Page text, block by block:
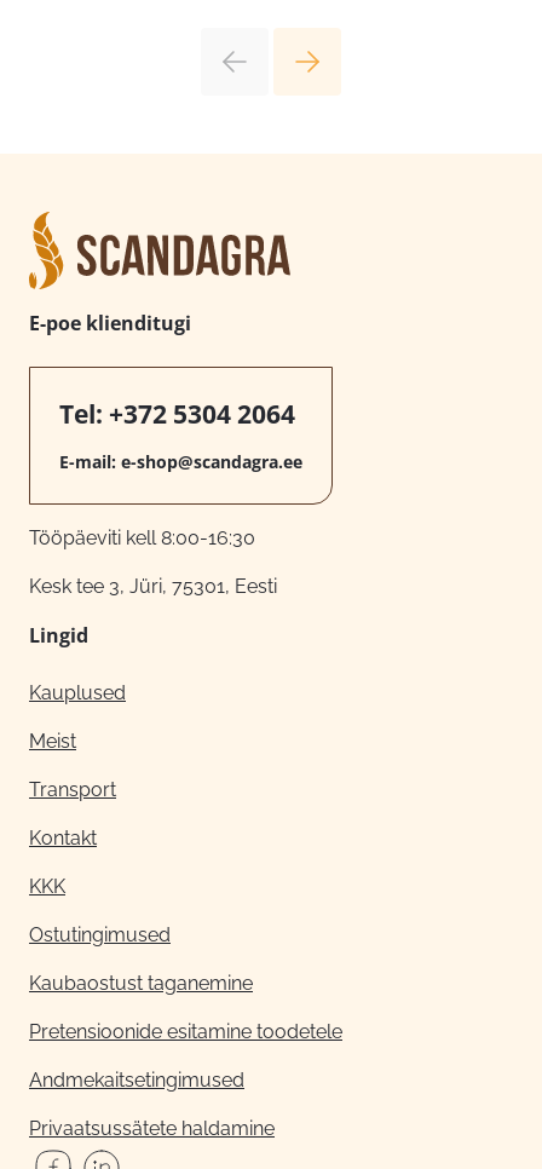
E-poe klienditugi
Tel: +372 5304 2064
E-mail: e-shop@scandagra.ee
Tööpäeviti kell 8:00-16:30
Kesk tee 3, Jüri, 75301, Eesti
Lingid
Kauplused
Meist
Transport
Kontakt
KKK
Ostutingimused
Kaubaostust taganemine
Pretensioonide esitamine toodetele
Andmekaitsetingimused
Privaatsussätete haldamine